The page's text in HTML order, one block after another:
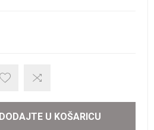
DODAJTE U KOŠARICU